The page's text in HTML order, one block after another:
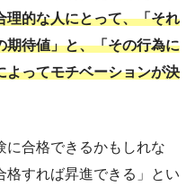
理的な人にとって、「それ
期待値」と、「その行為に
よってモチベーションが決
に合格できるかもしれな
格すれば昇進できる」とい